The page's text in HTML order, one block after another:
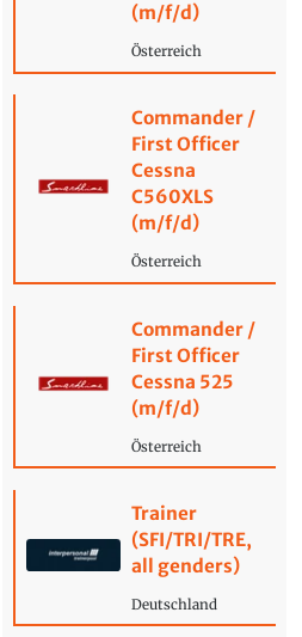
(m/f/d)
Österreich
Commander /
First Officer
Cessna
C560XLS
(m/f/d)
Österreich
Commander /
First Officer
Cessna 525
(m/f/d)
Österreich
Trainer
(SFI/TRI/TRE,
all genders)
Deutschland